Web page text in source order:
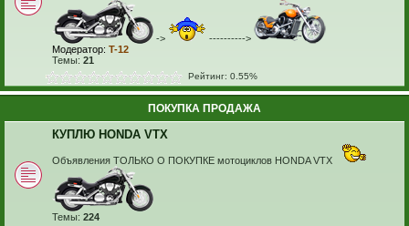
->
---------->
Модератор: T-12
Темы: 21
Рейтинг: 0.55%
ПОКУПКА ПРОДАЖА
КУПЛЮ HONDA VTX
Объявления ТОЛЬКО О ПОКУПКЕ мотоциклов HONDA VTX
Темы: 224